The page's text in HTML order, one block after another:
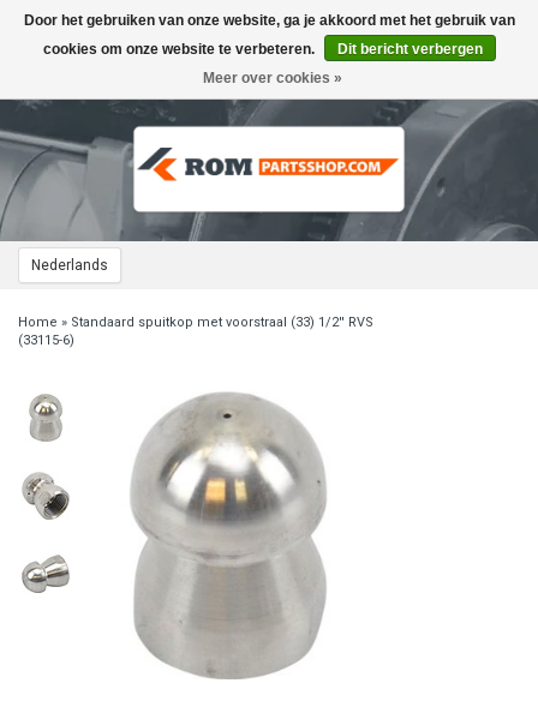
Nederlands
Toggle
navigation
Home » Standaard spuitkop met voorstraal (33) 1/2'' RVS
(33115-6)
Door het gebruiken van onze website, ga je akkoord met het gebruik van
cookies om onze website te verbeteren.
Dit bericht verbergen
Meer over cookies »